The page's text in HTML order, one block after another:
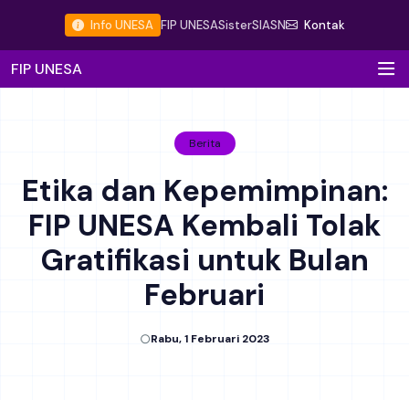
Info UNESA FIP UNESASisterSIASN Kontak
FIP UNESA
Berita
Etika dan Kepemimpinan:
FIP UNESA Kembali Tolak
Gratifikasi untuk Bulan
Februari
Rabu, 1 Februari 2023